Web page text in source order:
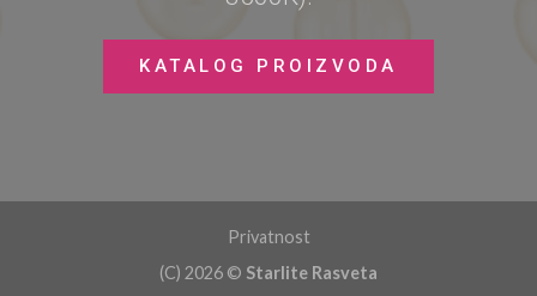
KATALOG PROIZVODA
Privatnost
(C) 2026 © Starlite Rasveta